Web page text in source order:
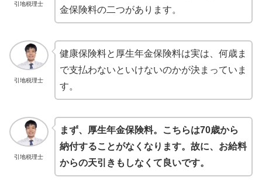
引地税理士
金保険料の二つがあります。
引地税理士
健康保険料と厚生年金保険料は実は、何歳ま
で支払わないといけないのかが決まっていま
す。
引地税理士
まず、厚生年金保険料。こちらは70歳から
納付することがなくなります。故に、お給料
からの天引きもしなくて良いです。